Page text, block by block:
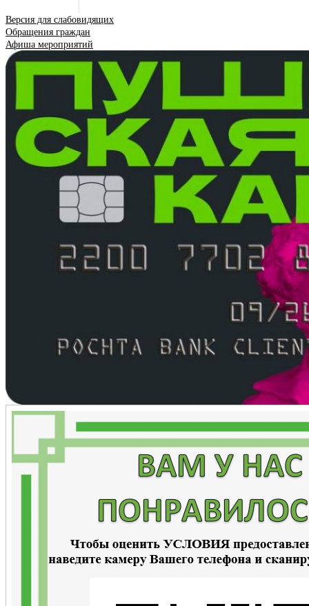
Версия для слабовидящих
Обращения граждан
Афиша мероприятий